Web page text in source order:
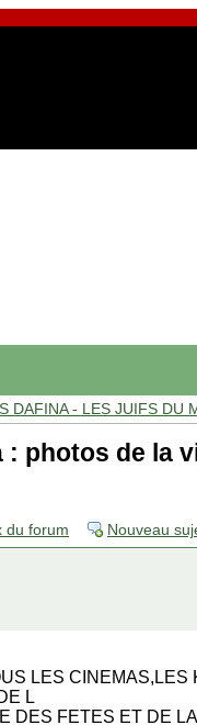
DAFINA - LES JUIFS DU
: photos de la
du forum Nouveau
LES
L
DES FETES ET DE